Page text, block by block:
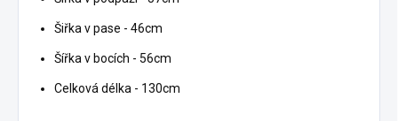
Šiřka v pase - 46cm
Šířka v bocích - 56cm
Celková délka - 130cm